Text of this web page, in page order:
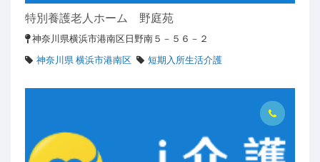
特別養護老人ホーム 野庭苑
神奈川県横浜市港南区日野南５－５６－２
神奈川県 横浜市港南区
短期入所生活介護